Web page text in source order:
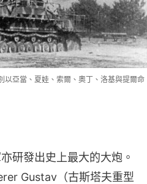
以亞當、夏娃、索爾、奧丁、洛基與提爾命
研發出史上最大的大炮。
Gustav（古斯塔夫重型